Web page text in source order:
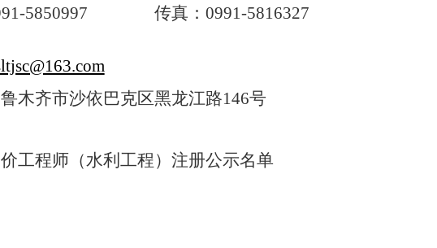
5850997 传真： 0991-5816327
木齐市沙依巴克区黑龙江路146号
工程师（水利工程）注册公示名单